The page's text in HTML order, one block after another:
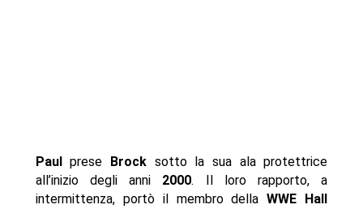
Paul prese Brock sotto la sua ala protettrice
all’inizio degli anni 2000. Il loro rapporto, a
intermittenza, portò il membro della WWE Hall